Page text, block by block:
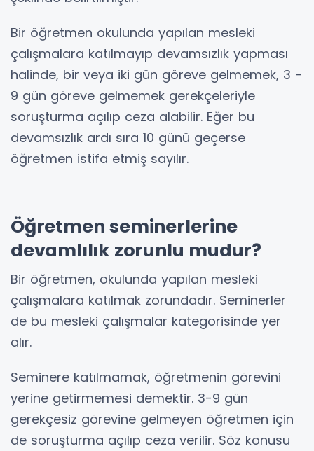
Bir öğretmen okulunda yapılan mesleki
çalışmalara katılmayıp devamsızlık yapması
halinde, bir veya iki gün göreve gelmemek, 3 -
9 gün göreve gelmemek gerekçeleriyle
soruşturma açılıp ceza alabilir. Eğer bu
devamsızlık ardı sıra 10 günü geçerse
öğretmen istifa etmiş sayılır.
Öğretmen seminerlerine
devamlılık zorunlu mudur?
Bir öğretmen, okulunda yapılan mesleki
çalışmalara katılmak zorundadır. Seminerler
de bu mesleki çalışmalar kategorisinde yer
alır.
Seminere katılmamak, öğretmenin görevini
yerine getirmemesi demektir. 3-9 gün
gerekçesiz görevine gelmeyen öğretmen için
de soruşturma açılıp ceza verilir. Söz konusu